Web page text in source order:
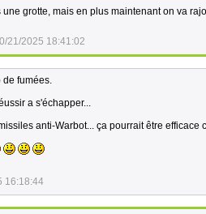
une grotte, mais en plus maintenant on va
21/2025 18:41:02
de fumées.
a s'échapper...
anti-Warbot... ça pourrait être
16:18:44